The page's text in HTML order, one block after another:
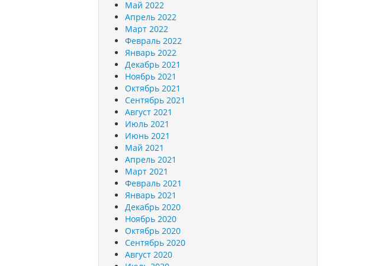
Май 2022
Апрель 2022
Март 2022
Февраль 2022
Январь 2022
Декабрь 2021
Ноябрь 2021
Октябрь 2021
Сентябрь 2021
Август 2021
Июль 2021
Июнь 2021
Май 2021
Апрель 2021
Март 2021
Февраль 2021
Январь 2021
Декабрь 2020
Ноябрь 2020
Октябрь 2020
Сентябрь 2020
Август 2020